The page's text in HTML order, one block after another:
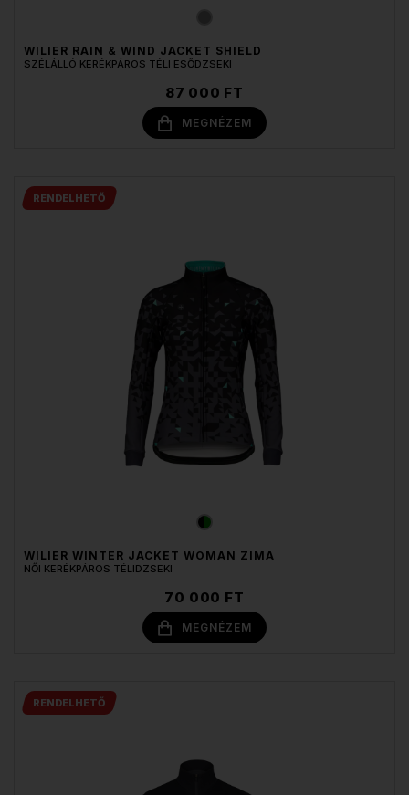
WILIER RAIN & WIND JACKET SHIELD
SZÉLÁLLÓ KERÉKPÁROS TÉLI ESŐDZSEKI
87 000 FT
MEGNÉZEM
RENDELHETŐ
WILIER WINTER JACKET WOMAN ZIMA
NŐI KERÉKPÁROS TÉLIDZSEKI
70 000 FT
MEGNÉZEM
RENDELHETŐ